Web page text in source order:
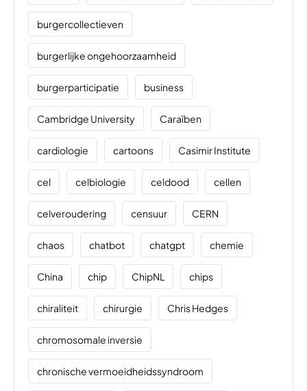
burgercollectieven
burgerlijke ongehoorzaamheid
burgerparticipatie business
Cambridge University Caraïben
cardiologie cartoons Casimir Institute
cel celbiologie celdood cellen
celveroudering censuur CERN
chaos chatbot chatgpt chemie
China chip ChipNL chips
chiraliteit chirurgie Chris Hedges
chromosomale inversie
chronische vermoeidheidssyndroom